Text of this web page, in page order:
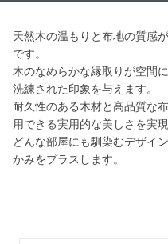
天然木の温もりと布地の質感
です。
木のなめらかな縁取りが空間
洗練された印象を与えます。
耐久性のある木材と高品質な
用できる実用的な美しさを実現
どんな部屋にも馴染むデザイ
かみをプラスします。